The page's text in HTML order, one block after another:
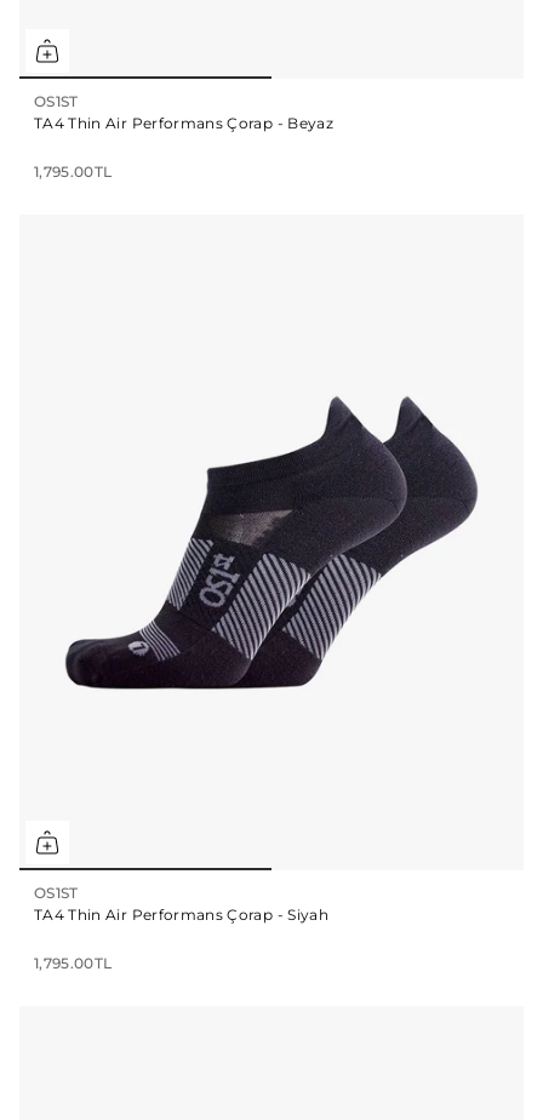
OS1ST
TA4 Thin Air Performans Çorap - Beyaz
1,795.00TL
OS1ST
TA4 Thin Air Performans Çorap - Siyah
1,795.00TL